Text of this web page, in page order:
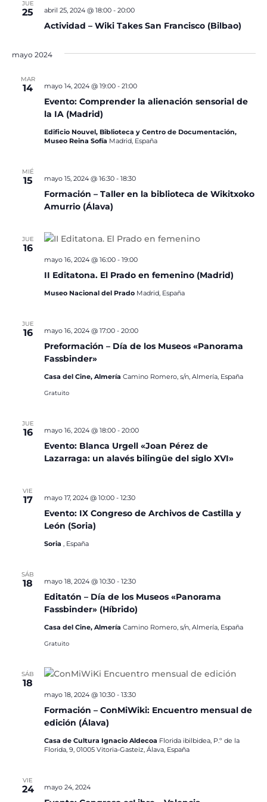
JUE
25
Actividad – Wiki Takes San Francisco (Bilbao)
abril 25, 2024 @ 18:00- 20:00
mayo 2024
MAR
14
Evento: Comprender la alienación sensorial de
la IA (Madrid)
mayo 14, 2024 @ 19:00- 21:00
Edificio Nouvel, Biblioteca y Centro de Documentación,
Museo Reina Sofía Madrid, España
MIÉ
15
Formación – Taller en la biblioteca de Wikitxoko
Amurrio (Álava)
mayo 15, 2024 @ 16:30- 18:30
JUE
16
II Editatona. El Prado en femenino (Madrid)
mayo 16, 2024 @ 16:00- 19:00
Museo Nacional del Prado Madrid, España
JUE
16
Preformación – Día de los Museos «Panorama
Fassbinder»
mayo 16, 2024 @ 17:00- 20:00
Casa del Cine, Almería Camino Romero, s/n, Almería, España
Gratuito
JUE
16
Evento: Blanca Urgell «Joan Pérez de
Lazarraga: un alavés bilingüe del siglo XVI»
mayo 16, 2024 @ 18:00- 20:00
VIE
17
Evento: IX Congreso de Archivos de Castilla y
León (Soria)
mayo 17, 2024 @ 10:00- 12:30
Soria , España
SÁB
18
Editatón – Día de los Museos «Panorama
Fassbinder» (Híbrido)
mayo 18, 2024 @ 10:30- 12:30
Casa del Cine, Almería Camino Romero, s/n, Almería, España
Gratuito
SÁB
18
Formación – ConMiWiki: Encuentro mensual de
edición (Álava)
mayo 18, 2024 @ 10:30- 13:30
Casa de Cultura Ignacio Aldecoa Florida ibilbidea, P.º de la
Florida, 9, 01005 Vitoria-Gasteiz, Álava, España
VIE
24 mayo 24, 2024